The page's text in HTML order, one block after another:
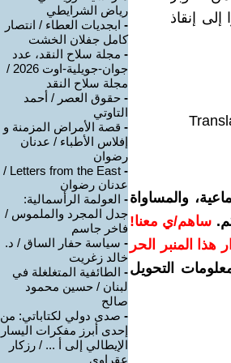
إنقاذ
والمساواة
ساهم/ي معنا!
هذا المنبر الحر
التحويل
رياض الشرايطي
- ابجديات العطاء / انتصار
كامل جفلان الخشت
- مجلة سلاح النقد، عدد
جوان-جويلية-اوت 2026 /
مجلة سلاح النقد
- حقوق العصر / أحمد
التاوتي
- قصة الأمراض المزمنة و
إفلاس الأطباء / عدنان
رضوان
-
Letters from the East /
عدنان رضوان
- العولمة الرأسمالية:
جدل المجرد والملموس /
فاخر جاسم
- سياسة حفار الساق / د.
خالد زغريت
- الطائفية المتغلغلة في
لبنان / حسين محمود
صالح
- صدى دولي لكتاباتي: من
إحدى أبرز مفكرات اليسار
الإيطالي إلى أ ... / رزكار
عقراوي